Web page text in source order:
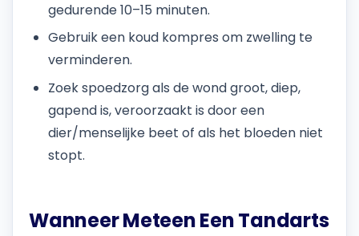
gedurende 10–15 minuten.
Gebruik een koud kompres om zwelling te
verminderen.
Zoek spoedzorg als de wond groot, diep,
gapend is, veroorzaakt is door een
dier/menselijke beet of als het bloeden niet
stopt.
Wanneer Meteen Een Tandarts